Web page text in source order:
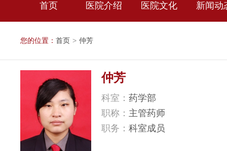
首页 医院介绍 医院文化 新闻动
您的位置： 首页 > 仲芳
仲芳
科室： 药学部
职称： 主管药师
职务： 科室成员